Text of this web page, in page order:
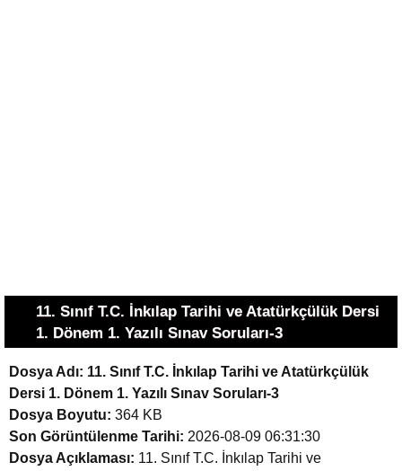
11. Sınıf T.C. İnkılap Tarihi ve Atatürkçülük Dersi
1. Dönem 1. Yazılı Sınav Soruları-3
Dosya Adı: 11. Sınıf T.C. İnkılap Tarihi ve Atatürkçülük
Dersi 1. Dönem 1. Yazılı Sınav Soruları-3
Dosya Boyutu: 364 KB
Son Görüntülenme Tarihi: 2026-08-09 06:31:30
Dosya Açıklaması: 11. Sınıf T.C. İnkılap Tarihi ve